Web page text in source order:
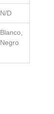
N/D
Blanco,
Negro